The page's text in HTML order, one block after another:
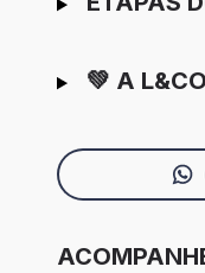
💚 A L&CO